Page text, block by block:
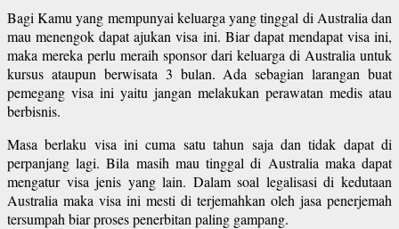
Bagi Kamu yang mempunyai keluarga yang tinggal di Australia dan
mau menengok dapat ajukan visa ini. Biar dapat mendapat visa ini,
maka mereka perlu meraih sponsor dari keluarga di Australia untuk
kursus ataupun berwisata 3 bulan. Ada sebagian larangan buat
pemegang visa ini yaitu jangan melakukan perawatan medis atau
berbisnis.
Masa berlaku visa ini cuma satu tahun saja dan tidak dapat di
perpanjang lagi. Bila masih mau tinggal di Australia maka dapat
mengatur visa jenis yang lain. Dalam soal legalisasi di kedutaan
Australia maka visa ini mesti di terjemahkan oleh jasa penerjemah
tersumpah biar proses penerbitan paling gampang.